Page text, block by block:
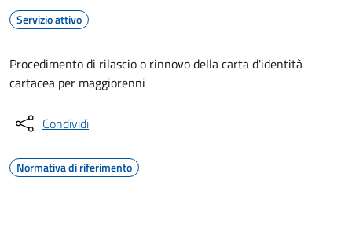
Servizio attivo
Procedimento di rilascio o rinnovo della carta d'identità
cartacea per maggiorenni
Condividi
Normativa di riferimento